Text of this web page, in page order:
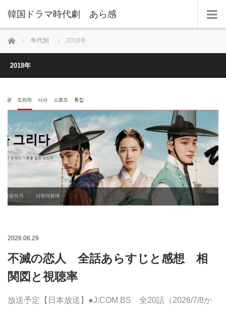
韓国ドラマ時代劇 あら感
ホーム 年代別 2018年
2018年
2026.06.29
不滅の恋人 全話あらすじと感想 相
関図と視聴率
放送予定【日本放送】●J:COM BS 全20話（2026/7/8か